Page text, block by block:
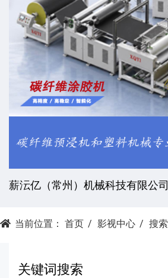
常州竤双智能设备科技有限公司
当前位置： 首页 影视中心 搜索
关键词搜索